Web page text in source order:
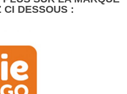
DESSOUS :